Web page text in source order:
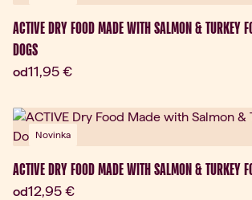
ACTIVE DRY FOOD MADE WITH SALMON & TURKEY
DOGS
odAktuálna cena:
11,95 €
Novinka
ACTIVE DRY FOOD MADE WITH SALMON & TURKEY
odAktuálna cena:
12,95 €